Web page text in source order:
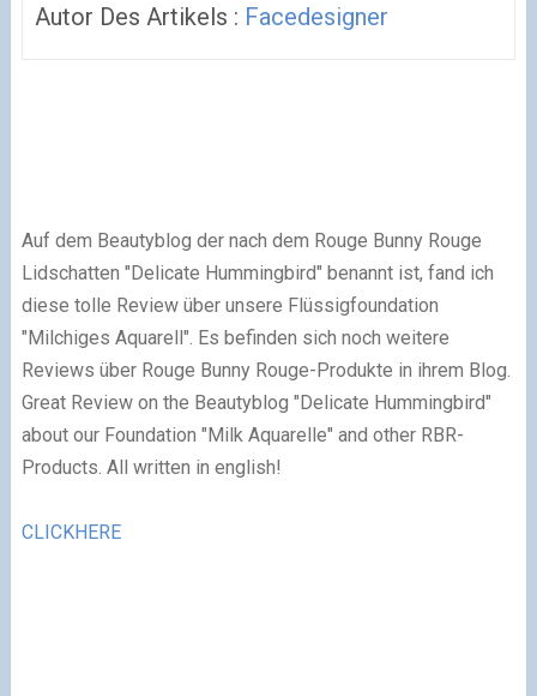
Autor Des Artikels : Facedesigner
Auf dem Beautyblog der nach dem Rouge Bunny Rouge
Lidschatten "Delicate Hummingbird" benannt ist, fand ich
diese tolle Review über unsere Flüssigfoundation
"Milchiges Aquarell". Es befinden sich noch weitere
Reviews über Rouge Bunny Rouge-Produkte in ihrem Blog.
Great Review on the Beautyblog "Delicate Hummingbird"
about our Foundation "Milk Aquarelle" and other RBR-
Products. All written in english!
CLICKHERE